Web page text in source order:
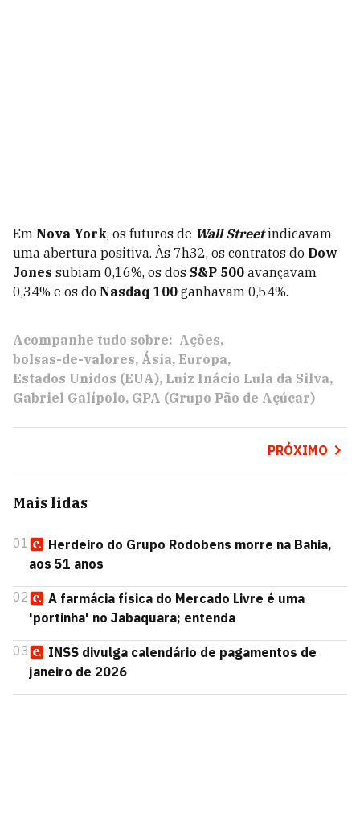
Em Nova York, os futuros de Wall Street indicavam
uma abertura positiva. Às 7h32, os contratos do Dow
Jones subiam 0,16%, os dos S&P 500 avançavam
0,34% e os do Nasdaq 100 ganhavam 0,54%.
Acompanhe tudo sobre: Ações
bolsas-de-valores Ásia Europa
Estados Unidos (EUA) Luiz Inácio Lula da Silva
Gabriel Galípolo GPA (Grupo Pão de Açúcar)
PRÓXIMO
Mais lidas
01
Herdeiro do Grupo Rodobens morre na Bahia,
aos 51 anos
02
A farmácia física do Mercado Livre é uma
'portinha' no Jabaquara; entenda
03
INSS divulga calendário de pagamentos de
janeiro de 2026